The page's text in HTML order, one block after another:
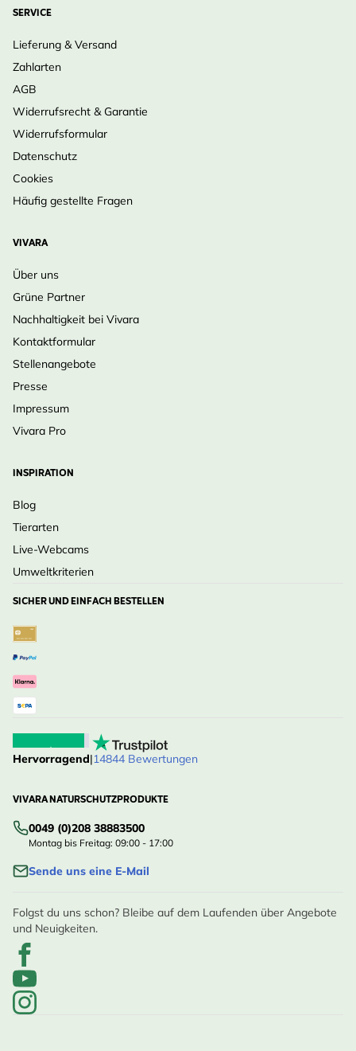
SERVICE
Lieferung & Versand
Zahlarten
AGB
Widerrufsrecht & Garantie
Widerrufsformular
Datenschutz
Cookies
Häufig gestellte Fragen
VIVARA
Über uns
Grüne Partner
Nachhaltigkeit bei Vivara
Kontaktformular
Stellenangebote
Presse
Impressum
Vivara Pro
INSPIRATION
Blog
Tierarten
Live-Webcams
Umweltkriterien
SICHER UND EINFACH BESTELLEN
Hervorragend|14844 Bewertungen
VIVARA NATURSCHUTZPRODUKTE
0049 (0)208 38883500
Montag bis Freitag: 09:00 - 17:00
Sende uns eine E-Mail
Folgst du uns schon? Bleibe auf dem Laufenden über Angebote
und Neuigkeiten.